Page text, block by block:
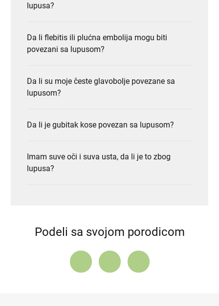
lupusa?
Da li flebitis ili plućna embolija mogu biti
povezani sa lupusom?
Da li su moje česte glavobolje povezane sa
lupusom?
Da li je gubitak kose povezan sa lupusom?
Imam suve oči i suva usta, da li je to zbog
lupusa?
Podeli sa svojom porodicom